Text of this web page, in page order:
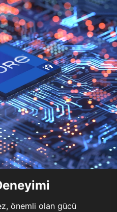
önemli olan gücü